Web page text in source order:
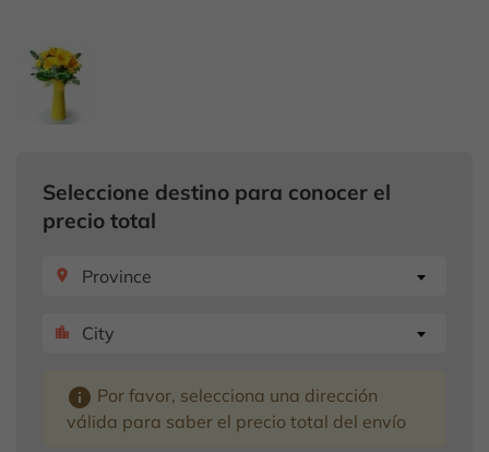
Seleccione destino para conocer el
precio total
place Province
location_city City
info Por favor, selecciona una dirección
válida para saber el precio total del envío